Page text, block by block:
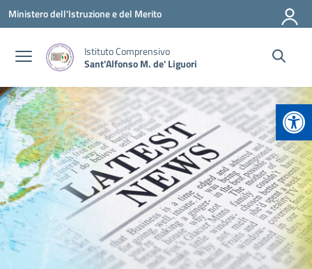
Vai ai contenuti
Vai al menu di navigazione
Vai al footer
Ministero dell'Istruzione e del Merito
Istituto Comprensivo
Sant'Alfonso M. de' Liguori